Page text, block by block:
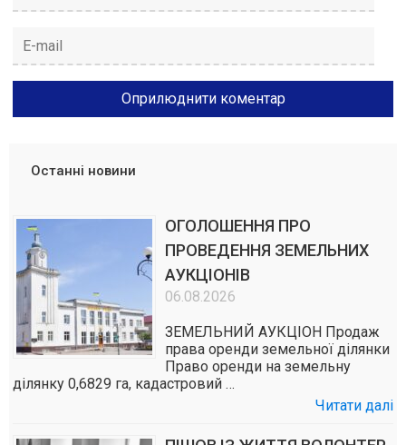
Останні новини
ОГОЛОШЕННЯ ПРО
ПРОВЕДЕННЯ ЗЕМЕЛЬНИХ
АУКЦІОНІВ
06.08.2026
ЗЕМЕЛЬНИЙ АУКЦІОН Продаж
права оренди земельної ділянки
Право оренди на земельну
ділянку 0,6829 га, кадастровий …
Читати далі